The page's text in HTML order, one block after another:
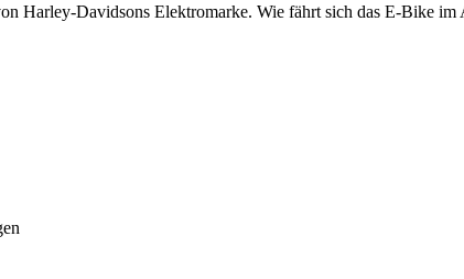
Harley-Davidsons Elektromarke. Wie fährt sich das E-Bike